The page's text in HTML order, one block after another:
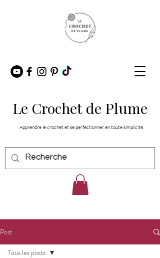
Le Crochet de Plume
Apprendre le crochet et se perfectionner en toute simplicité.
Post
Tous les posts